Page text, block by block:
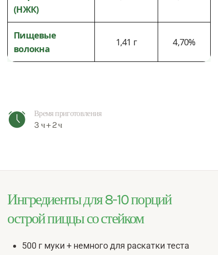
(НЖК)
Пищевые
волокна
1,41 г 4,70%
Время приготовления
3 ч + 2 ч
Ингредиенты для 8-10 порций
острой пиццы со стейком
500 г муки + немного для раскатки теста